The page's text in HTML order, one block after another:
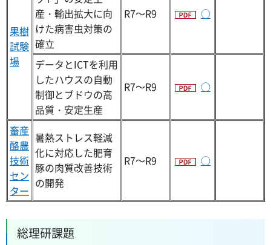
果樹
試験
場
産・輸出拡大に向
けた病害虫対策の
確立
R7～R9 ○
データとICTを利用
したハウスの自動
制御とブドウの高
品質・安定生産
R7～R9 ○
畜産
酪農
技術
セン
ター
暑熱ストレス軽減
化に対応した肥育
豚の肉質改善技術
の開発
R7～R9 ○
総理研課題